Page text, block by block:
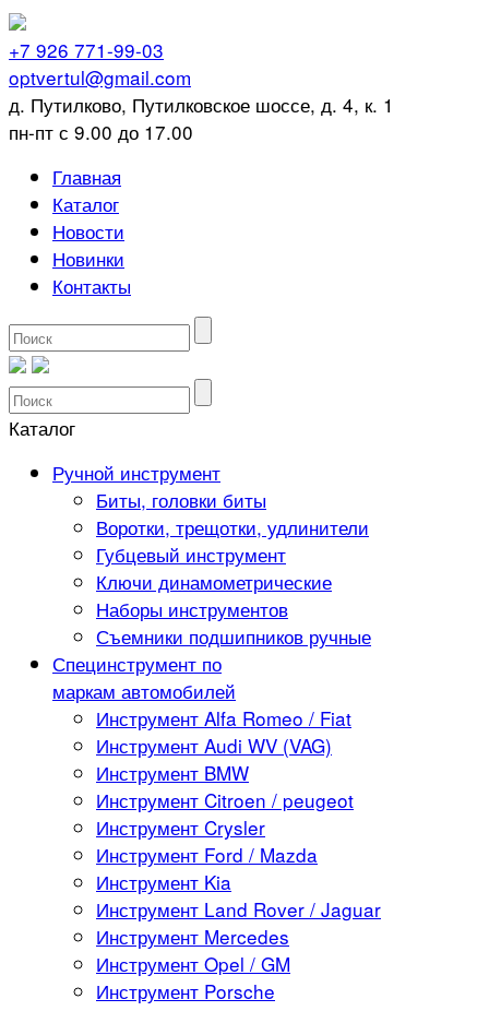
+7 926 771-99-03
optvertul@gmail.com
д. Путилково, Путилковское шоссе, д. 4, к. 1
пн-пт с 9.00 до 17.00
Главная
Каталог
Новости
Новинки
Контакты
Каталог
Ручной инструмент
Биты, головки биты
Воротки, трещотки, удлинители
Губцевый инструмент
Ключи динамометрические
Наборы инструментов
Съемники подшипников ручные
Специнструмент по
маркам автомобилей
Инструмент Alfa Romeo / Fiat
Инструмент Audi WV (VAG)
Инструмент BMW
Инструмент Citroen / peugeot
Инструмент Crysler
Инструмент Ford / Mazda
Инструмент Kia
Инструмент Land Rover / Jaguar
Инструмент Mercedes
Инструмент Opel / GM
Инструмент Porsche